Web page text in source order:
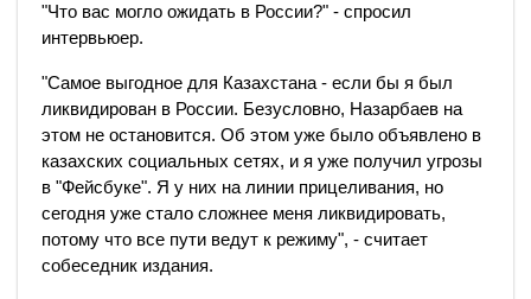
"Что вас могло ожидать в России?" - спросил
интервьюер.
"Самое выгодное для Казахстана - если бы я был
ликвидирован в России. Безусловно, Назарбаев на
этом не остановится. Об этом уже было объявлено в
казахских социальных сетях, и я уже получил угрозы
в "Фейсбуке". Я у них на линии прицеливания, но
сегодня уже стало сложнее меня ликвидировать,
потому что все пути ведут к режиму", - считает
собеседник издания.